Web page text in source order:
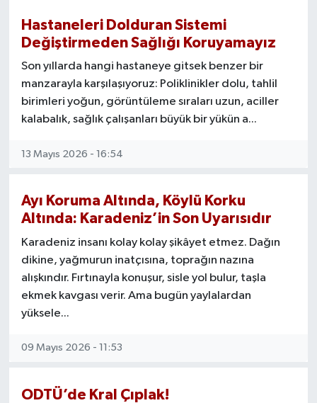
Hastaneleri Dolduran Sistemi
Değiştirmeden Sağlığı Koruyamayız
Son yıllarda hangi hastaneye gitsek benzer bir
manzarayla karşılaşıyoruz: Poliklinikler dolu, tahlil
birimleri yoğun, görüntüleme sıraları uzun, aciller
kalabalık, sağlık çalışanları büyük bir yükün a...
13 Mayıs 2026 - 16:54
Ayı Koruma Altında, Köylü Korku
Altında: Karadeniz’in Son Uyarısıdır
Karadeniz insanı kolay kolay şikâyet etmez. Dağın
dikine, yağmurun inatçısına, toprağın nazına
alışkındır. Fırtınayla konuşur, sisle yol bulur, taşla
ekmek kavgası verir. Ama bugün yaylalardan
yüksele...
09 Mayıs 2026 - 11:53
ODTÜ’de Kral Çıplak!